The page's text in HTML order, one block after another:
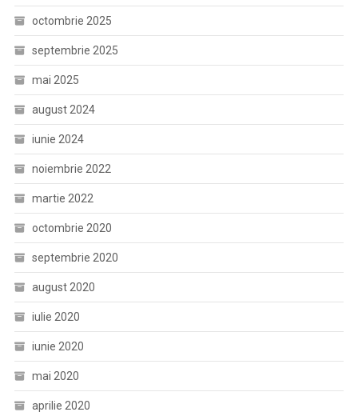
octombrie 2025
septembrie 2025
mai 2025
august 2024
iunie 2024
noiembrie 2022
martie 2022
octombrie 2020
septembrie 2020
august 2020
iulie 2020
iunie 2020
mai 2020
aprilie 2020